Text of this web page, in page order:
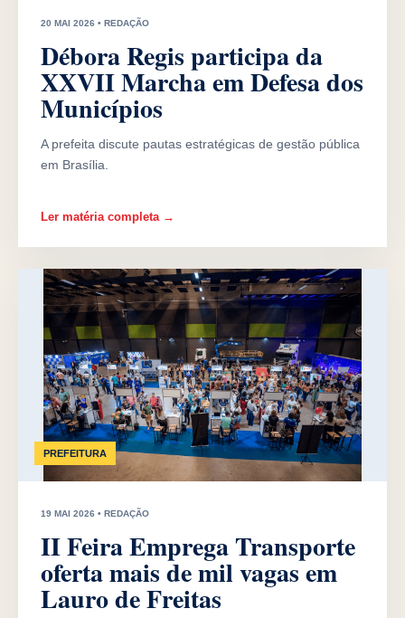
20 MAI 2026 • REDAÇÃO
Débora Regis participa da
XXVII Marcha em Defesa dos
Municípios
A prefeita discute pautas estratégicas de gestão pública
em Brasília.
Ler matéria completa →
PREFEITURA
19 MAI 2026 • REDAÇÃO
II Feira Emprega Transporte
oferta mais de mil vagas em
Lauro de Freitas